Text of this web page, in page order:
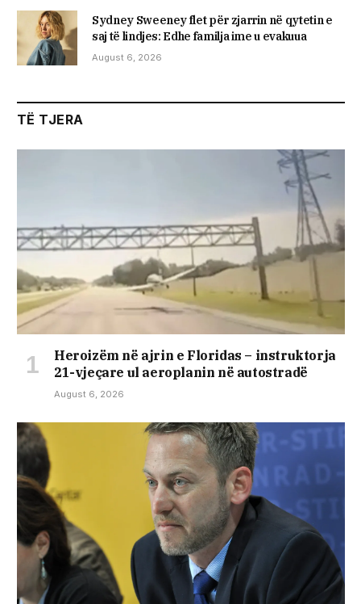
Sydney Sweeney flet për zjarrin në qytetin e
saj të lindjes: Edhe familja ime u evakuua
August 6, 2026
TË TJERA
Heroizëm në ajrin e Floridas – instruktorja
21-vjeçare ul aeroplanin në autostradë
August 6, 2026